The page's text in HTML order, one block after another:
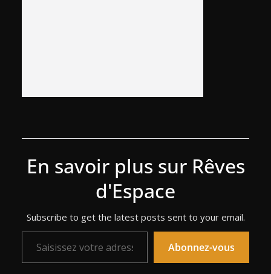
En savoir plus sur Rêves
d'Espace
Subscribe to get the latest posts sent to your email.
Saisissez votre adresse e-mail…
Abonnez-vous